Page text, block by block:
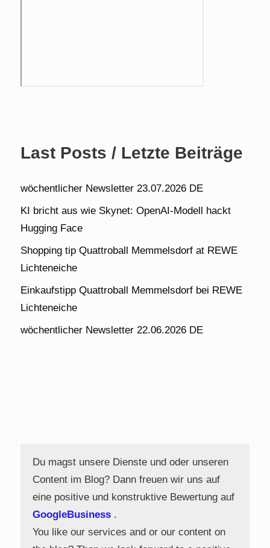
Last Posts / Letzte Beiträge
wöchentlicher Newsletter 23.07.2026 DE
KI bricht aus wie Skynet: OpenAI-Modell hackt
Hugging Face
Shopping tip Quattroball Memmelsdorf at REWE
Lichteneiche
Einkaufstipp Quattroball Memmelsdorf bei REWE
Lichteneiche
wöchentlicher Newsletter 22.06.2026 DE
Du magst unsere Dienste und oder unseren
Content im Blog? Dann freuen wir uns auf
eine positive und konstruktive Bewertung auf
GoogleBusiness .
You like our services and or our content on